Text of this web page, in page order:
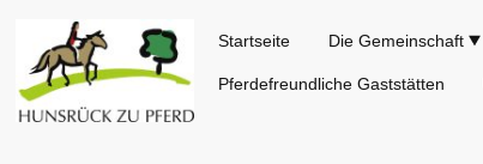
Startseite Die Gemeinschaft
Pferdefreundliche Gaststätten